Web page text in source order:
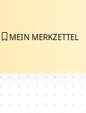
MEIN MERKZETTEL